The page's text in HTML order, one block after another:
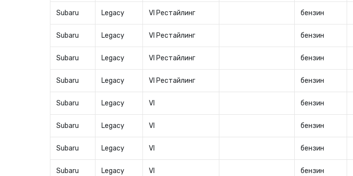
Subaru Legacy VI Рестайлинг бензин
Subaru Legacy VI Рестайлинг бензин
Subaru Legacy VI Рестайлинг бензин
Subaru Legacy VI Рестайлинг бензин
Subaru Legacy VI бензин
Subaru Legacy VI бензин
Subaru Legacy VI бензин
Subaru Legacy VI бензин